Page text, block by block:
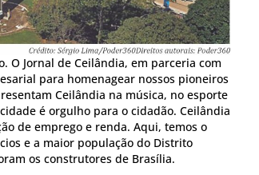
O Jornal de Ceilândia, em parceria com
para homenagear nossos pioneiros
Ceilândia na música, no esporte
é orgulho para o cidadão. Ceilândia
de emprego e renda. Aqui, temos o
e a maior população do Distrito
os construtores de Brasília.